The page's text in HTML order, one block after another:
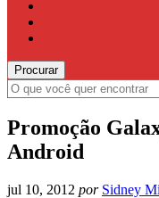
Promoção
Android
jul 10, 2012 por Sidney